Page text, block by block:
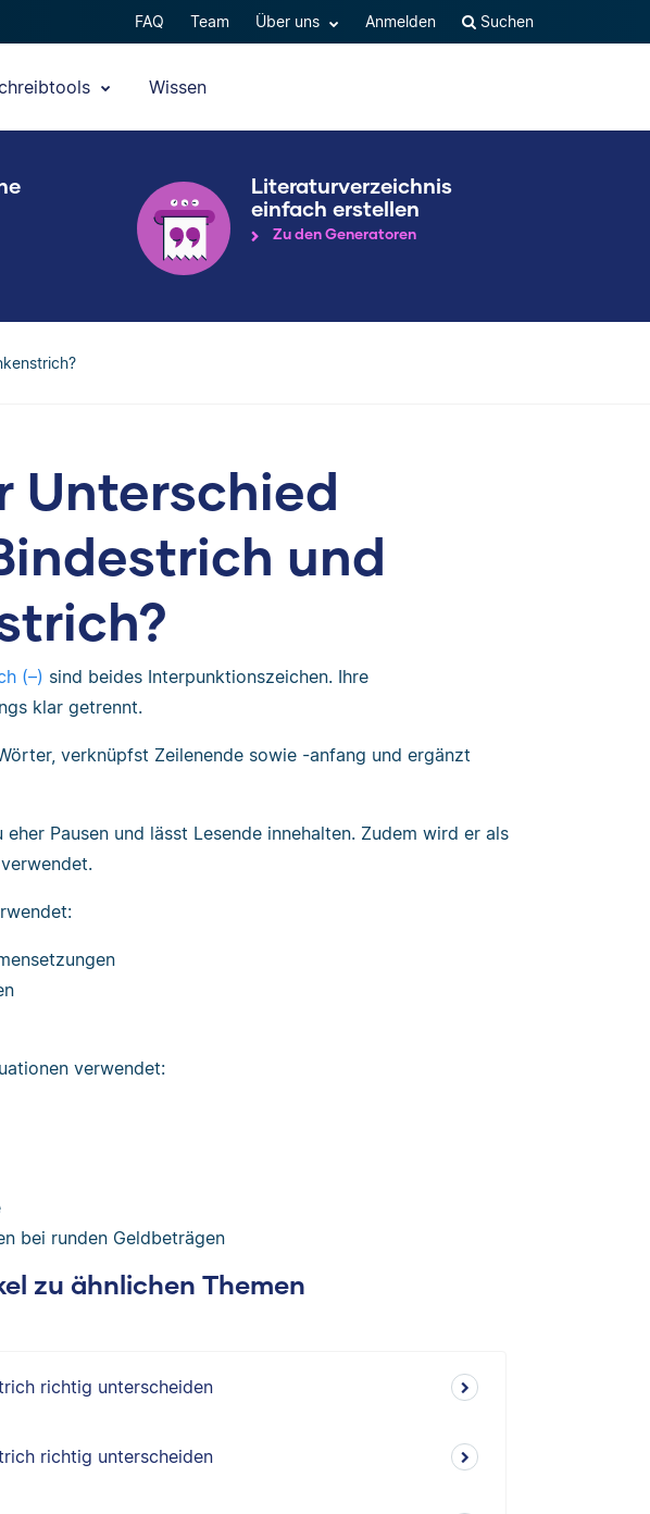
FAQ Team Über uns Anmelden Suchen
Wissen
Literaturverzeichnis
einfach erstellen
Zu den Generatoren
Unterschied
und
(–) sind beides Interpunktionszeichen. Ihre
klar getrennt.
verknüpfst Zeilenende sowie -anfang und ergänzt
Pausen und lässt Lesende innehalten. Zudem wird er als
verwendet:
bei runden Geldbeträgen
zu ähnlichen Themen
richtig unterscheiden
richtig unterscheiden